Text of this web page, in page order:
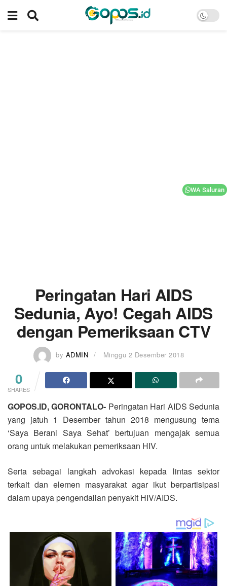
Peringatan Hari AIDS
Sedunia, Ayo! Cegah AIDS
dengan Pemeriksaan CTV
by ADMIN Minggu 2 Desember 2018
0
SHARES
GOPOS.ID, GORONTALO- Peringatan Hari AIDS Sedunia
yang jatuh 1 Desember tahun 2018 mengusung tema
‘Saya Berani Saya Sehat’ bertujuan mengajak semua
orang untuk melakukan pemeriksaan HIV.
Serta sebagai langkah advokasi kepada lintas sektor
terkait dan elemen masyarakat agar ikut berpartisipasi
dalam upaya pengendalian penyakit HIV/AIDS.
WA Saluran